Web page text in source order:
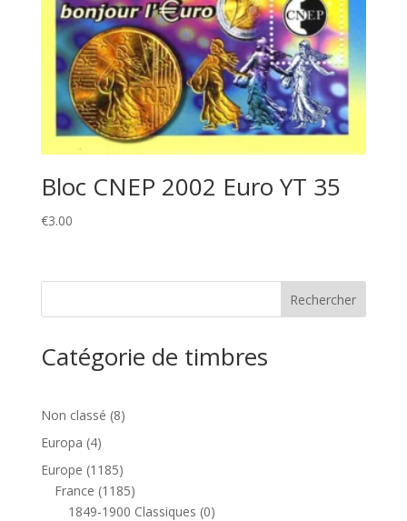
Bloc CNEP 2002 Euro YT 35
€3.00
Catégorie de timbres
Non classé 88
Europa 44
produits
Europe 11851185
produits
France 11851185
produits
1849-1900 Classiques 00